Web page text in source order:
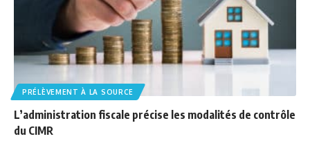
PRÉLÈVEMENT À LA SOURCE
L’administration fiscale précise les modalités de contrôle
du CIMR